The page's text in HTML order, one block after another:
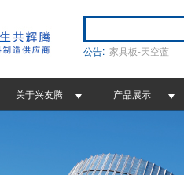
公告: 家具板-天空蓝
关于兴友腾 产品展示